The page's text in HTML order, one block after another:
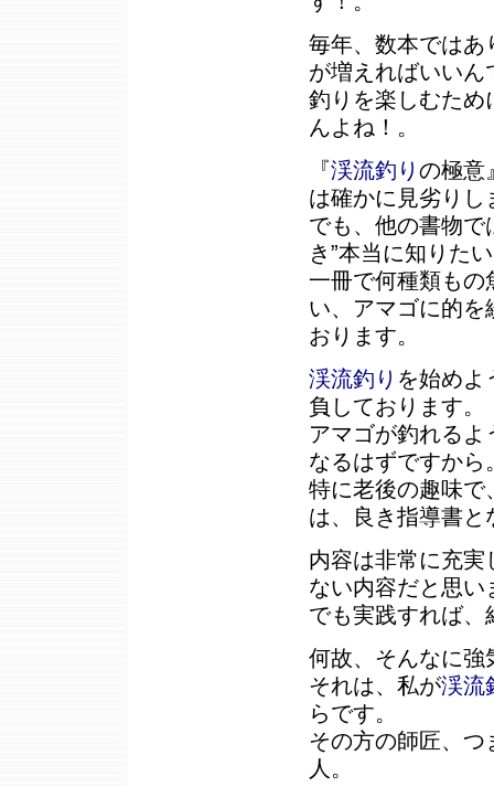
毎年、数本ではあ
が増えればいいん
釣りを楽しむため
んよね！。
『渓流釣り の極意
は確かに見劣りし
でも、他の書物
き”本当に知りた
一冊で何種類も
い、アマゴに的
おります。
渓流釣り を始めよ
負しております。
アマゴが釣れる
なるはずですから
特に老後の趣味で
は、良き指導書と
内容は非常に充
ない内容だと思い
でも実践すれば
何故、そんなに強
それは、私が渓流
らです。
その方の師匠、
人。